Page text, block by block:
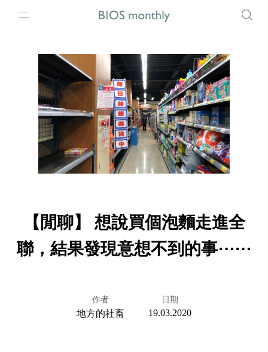
【閒聊】 想說買個泡麵走進全
聯，結果發現意想不到的事⋯⋯
作者
地方的社畜
日期
19.03.2020